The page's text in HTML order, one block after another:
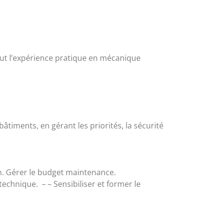
l’expérience pratique en mécanique
en gérant les priorités, la sécurité
Gérer le budget maintenance.
– – Sensibiliser et former le